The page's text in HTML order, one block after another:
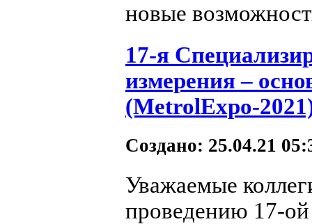
новые
17-я
измерения –
(MetrolExpo-
Создано: 25.04.21
Уважаемые
проведению 17-